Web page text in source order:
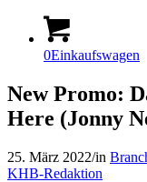
0Einkaufswagen
New Promo:
Here (Jonny
25. März 2022/in
KHB-Redaktion